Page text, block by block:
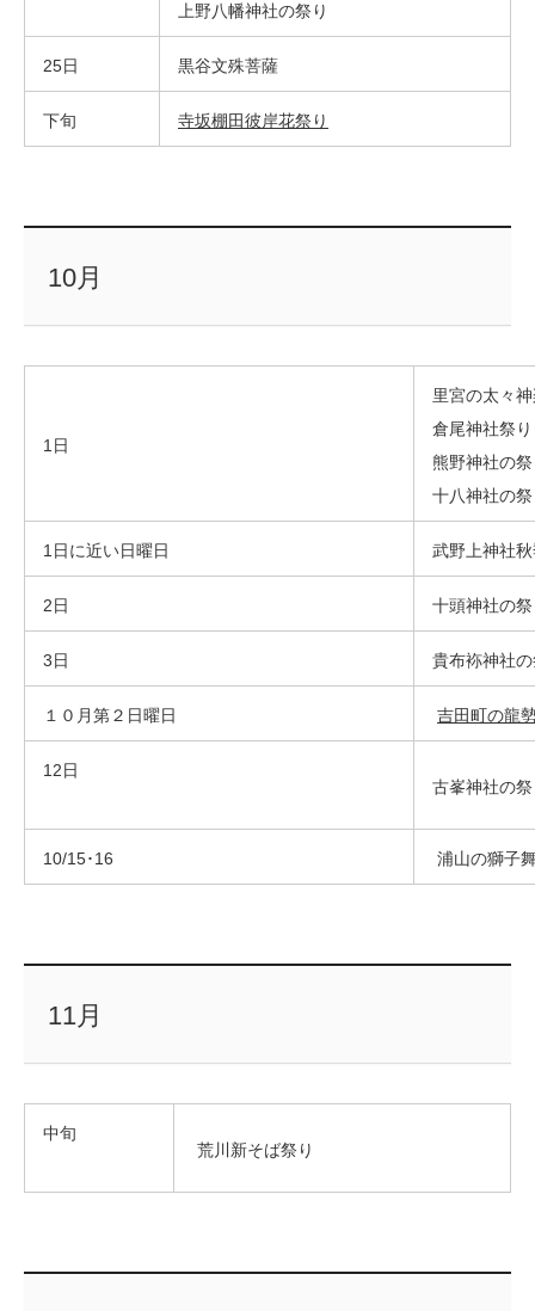
上野八幡神社の祭り
25日 黒谷文殊菩薩
下旬 寺坂棚田彼岸花祭り
10月
1日
里宮の太々
倉尾神社祭
熊野神社の
十八神社の
1日に近い日曜日 武野上神社
2日 十頭神社の
3日 貴布袮神社
１０月第２日曜日 吉田町の龍
12日
古峯神社の
10/15･16 浦山の獅子
11月
中旬
荒川新そば祭り